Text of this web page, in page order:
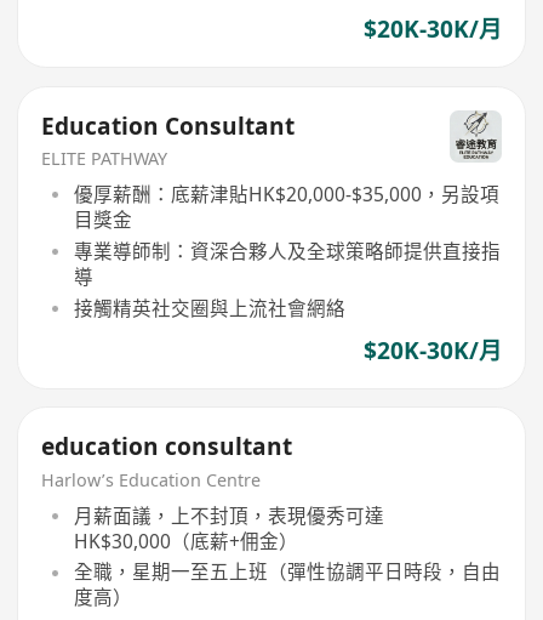
$20K-30K/月
Education Consultant
ELITE PATHWAY
優厚薪酬：底薪津貼HK$20,000-$35,000，另設項
目獎金
專業導師制：資深合夥人及全球策略師提供直接指
導
接觸精英社交圈與上流社會網絡
$20K-30K/月
education consultant
Harlow’s Education Centre
月薪面議，上不封頂，表現優秀可達
HK$30,000（底薪+佣金）
全職，星期一至五上班（彈性協調平日時段，自由
度高）